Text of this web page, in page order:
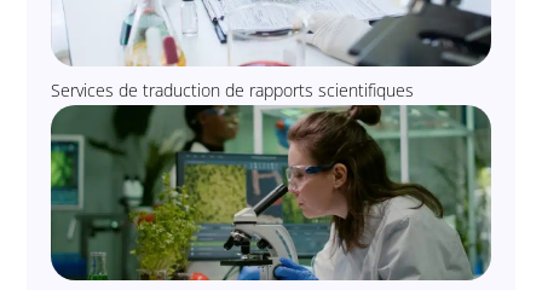
Services de traduction de rapports scientifiques